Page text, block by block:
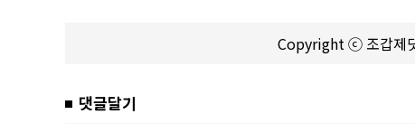
Copyright ⓒ 조갑제
댓글달기